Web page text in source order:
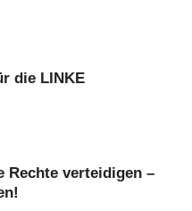
die LINKE
Rechte verteidigen –